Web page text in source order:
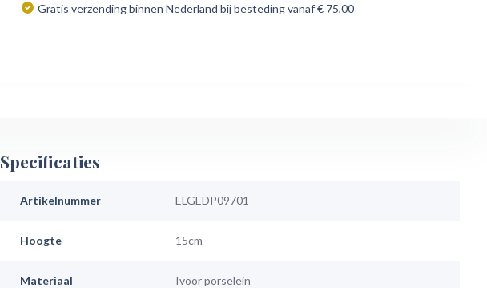
Gratis verzending binnen Nederland bij besteding vanaf € 75,00
Specificaties
Artikelnummer ELGEDP09701
Hoogte 15cm
Materiaal Ivoor porselein